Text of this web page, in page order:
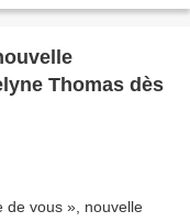
Thomas dès